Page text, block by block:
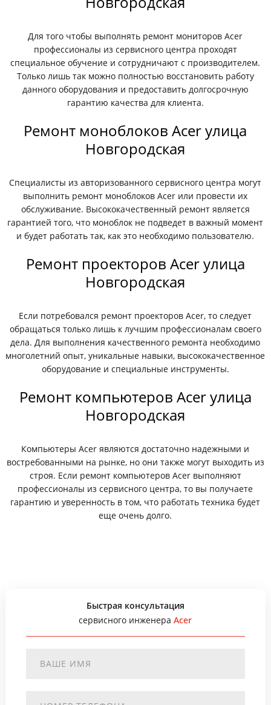
Для того чтобы выполнять ремонт мониторов Acer
профессионалы из сервисного центра проходят
специальное обучение и сотрудничают с производителем.
Только лишь так можно полностью восстановить работу
данного оборудования и предоставить долгосрочную
гарантию качества для клиента.
Ремонт моноблоков Acer улица
Новгородская
Специалисты из авторизованного сервисного центра могут
выполнить ремонт моноблоков Acer или провести их
обслуживание. Высококачественный ремонт является
гарантией того, что моноблок не подведет в важный момент
и будет работать так, как это необходимо пользователю.
Ремонт проекторов Acer улица
Новгородская
Если потребовался ремонт проекторов Acer, то следует
обращаться только лишь к лучшим профессионалам своего
дела. Для выполнения качественного ремонта необходимо
многолетний опыт, уникальные навыки, высококачественное
оборудование и специальные инструменты.
Ремонт компьютеров Acer улица
Новгородская
Компьютеры Acer являются достаточно надежными и
востребованными на рынке, но они также могут выходить из
строя. Если ремонт компьютеров Acer выполняют
профессионалы из сервисного центра, то вы получаете
гарантию и уверенность в том, что работать техника будет
еще очень долго.
Быстрая консультация
сервисного инженераAcer